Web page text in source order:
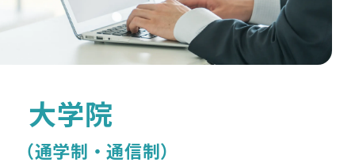
大学院
（通学制・通信制）